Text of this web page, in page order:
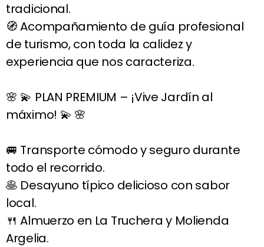
tradicional.
🧭 Acompañamiento de guía profesional
de turismo, con toda la calidez y
experiencia que nos caracteriza.
🌸 💫 PLAN PREMIUM – ¡Vive Jardín al
máximo! 💫 🌸
🚐 Transporte cómodo y seguro durante
todo el recorrido.
🥞 Desayuno típico delicioso con sabor
local.
🍴 Almuerzo en La Truchera y Molienda
Argelia.